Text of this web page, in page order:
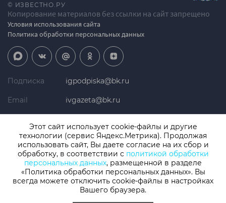
© ИЗВЕСТНО.РУ
Копирование материалов без ссылки на сайт запрещено
Условия использования сайта
Политика обработки персональных данных
Подписка igpodpiska@bk.ru
Email ivgazeta@bk.ru
Телефон +7 (4932) 41-94-81
СМИ: Izvestno.ru. Реестровая запись 08.11.2019 серия ЭЛ № ФС 77 -
77192, зарегистрировано Роскомнадзором
Учредитель: БУ «Ивановские газеты». Главный редактор:
Этот сайт использует cookie-файлы и другие
технологии (сервис Яндекс.Метрика). Продолжая
использовать сайт, Вы даете согласие на их сбор и
обработку, в соответствии с политикой обработки
персональных данных, размещенной в разделе
«Политика обработки персональных данных». Вы
всегда можете отключить cookie-файлы в настройках
Вашего браузера.